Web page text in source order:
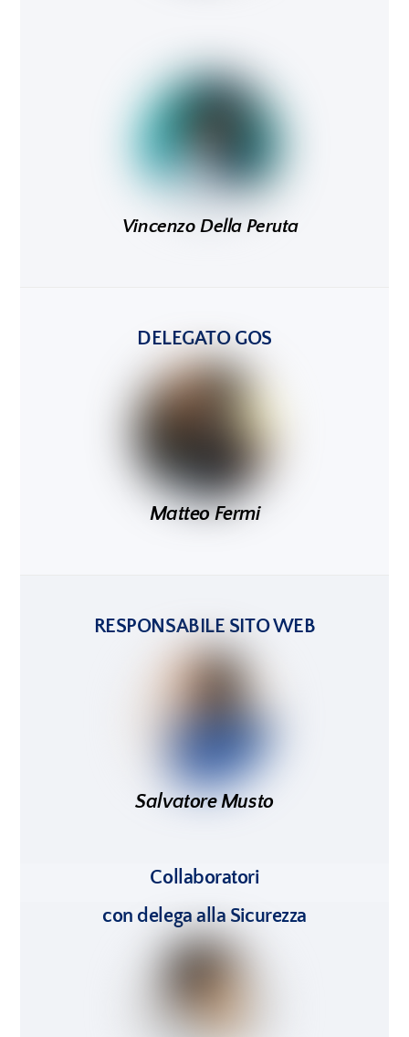
Vincenzo Della Peruta
DELEGATO GOS
Matteo Fermi
RESPONSABILE SITO WEB
Salvatore Musto
Collaboratori
con delega alla Sicurezza